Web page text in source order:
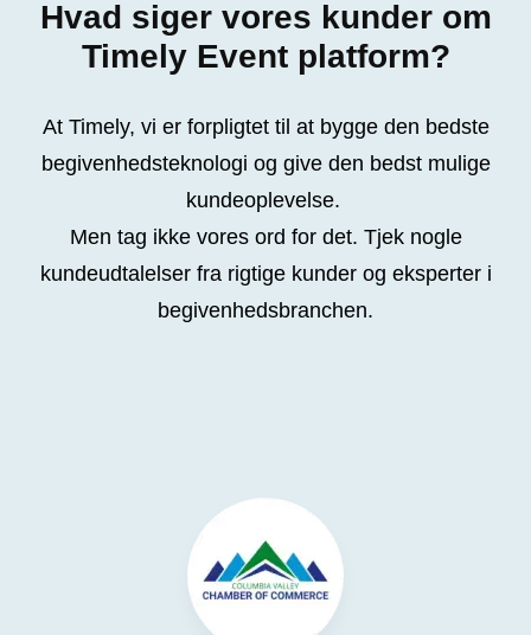
Hvad siger vores kunder om
Timely Event platform?
At Timely, vi er forpligtet til at bygge den bedste
begivenhedsteknologi og give den bedst mulige
kundeoplevelse.
Men tag ikke vores ord for det. Tjek nogle
kundeudtalelser fra rigtige kunder og eksperter i
begivenhedsbranchen.